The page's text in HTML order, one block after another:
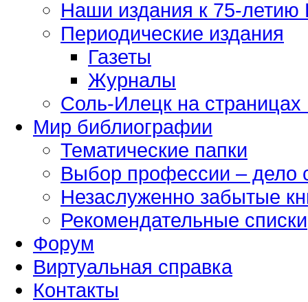
Наши издания к 75-
Периодические издания
Газеты
Журналы
Соль-Илецк на
Мир библиографии
Тематические папки
Выбор профессии – дело
Незаслуженно забытые
Рекомендательные списки
Форум
Виртуальная справка
Контакты